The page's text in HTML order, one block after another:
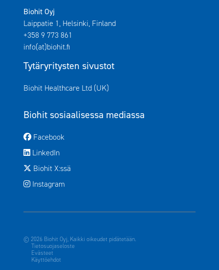
Biohit Oyj
Laippatie 1, Helsinki, Finland
+358 9 773 861
info(at)biohit.fi
Tytäryritysten sivustot
Biohit Healthcare Ltd (UK)
Biohit sosiaalisessa mediassa
Facebook
LinkedInAvautuu uuteen ikkunaan
Biohit X:ssä
Instagram
© 2026 Biohit Oyj, Kaikki oikeudet pidätetään.
Tietosuojaseloste
Evästeet
Käyttöehdot